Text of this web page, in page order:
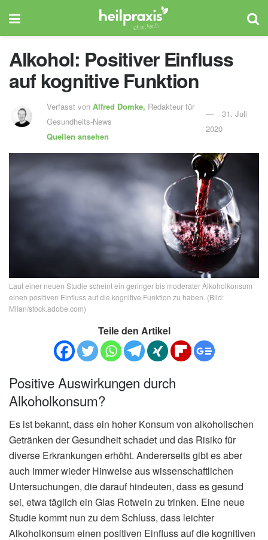
Alkohol: Positiver Einfluss
auf kognitive Funktion
Verfasst vonAlfred Domke, Redakteur für
Gesundheits-News
Quellen ansehen
31. Juli
2020
Laut einer neuen Studie scheint ein geringer bis moderater Alkoholkonsum
einen positiven Einfluss auf die kognitive Funktion zu haben. (Bild:
Milan/stock.adobe.com)
Teile den Artikel
Positive Auswirkungen durch
Alkoholkonsum?
Es ist bekannt, dass ein hoher Konsum von alkoholischen
Getränken der Gesundheit schadet und das Risiko für
diverse Erkrankungen erhöht. Andererseits gibt es aber
auch immer wieder Hinweise aus wissenschaftlichen
Untersuchungen, die darauf hindeuten, dass es gesund
sei, etwa täglich ein Glas Rotwein zu trinken. Eine neue
Studie kommt nun zu dem Schluss, dass leichter
Alkoholkonsum einen positiven Einfluss auf die kognitiven